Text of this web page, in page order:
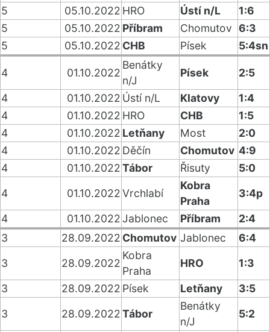
5
05.10.2022 HRO Ústí n/L
1:6
5
05.10.2022 Příbram Chomutov 6:3
5
05.10.2022 CHB Písek 5:4sn
4 01.10.2022
Benátky
n/J
Písek
2:5
4
01.10.2022 Ústí n/L Klatovy
1:4
4
01.10.2022 HRO CHB
1:5
4
01.10.2022 Letňany Most
2:0
4
01.10.2022 Děčín Chomutov 4:9
4
01.10.2022Tábor Řisuty
5:0
4
01.10.2022Vrchlabí
Kobra
Praha
3:4p
4
01.10.2022Jablonec Příbram
2:4
3
28.09.2022 Chomutov Jablonec
6:4
3
28.09.2022
Kobra
Praha
HRO
1:3
3
28.09.2022 Písek Letňany
3:5
3
28.09.2022Tábor
Benátky
n/J
5:2